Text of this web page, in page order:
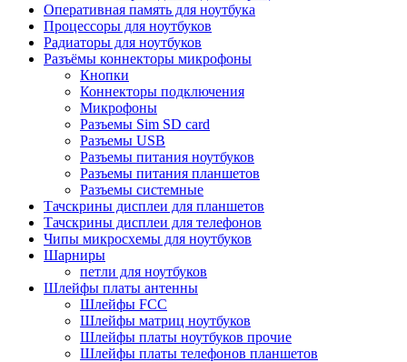
Оперативная память для ноутбука
Процессоры для ноутбуков
Радиаторы для ноутбуков
Разъёмы коннекторы микрофоны
Кнопки
Коннекторы подключения
Микрофоны
Разъемы Sim SD card
Разъемы USB
Разъемы питания ноутбуков
Разъемы питания планшетов
Разъемы системные
Тачскрины дисплеи для планшетов
Тачскрины дисплеи для телефонов
Чипы микросхемы для ноутбуков
Шарниры
петли для ноутбуков
Шлейфы платы антенны
Шлейфы FCC
Шлейфы матриц ноутбуков
Шлейфы платы ноутбуков прочие
Шлейфы платы телефонов планшетов